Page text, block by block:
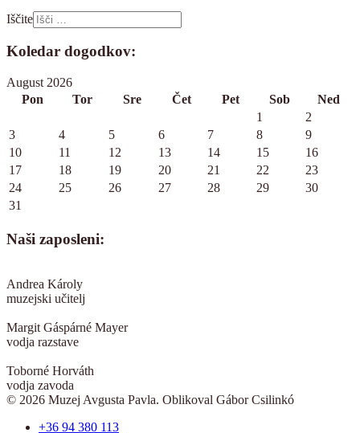
Iščite
Koledar dogodkov:
August 2026
Pon
Tor Sre Čet Pet Sob
Ned
1
2
3
4 5 6 7 8
9
10
11 12 13 14 15
16
17
18 19 20 21 22
23
24
25 26 27 28 29
30
31
Naši zaposleni:
Andrea Károly
muzejski učitelj
Margit Gáspárné Mayer
vodja razstave
Toborné Horváth
vodja zavoda
© 2026 Muzej Avgusta Pavla. Oblikoval Gábor Csilinkó
+36 94 380 113